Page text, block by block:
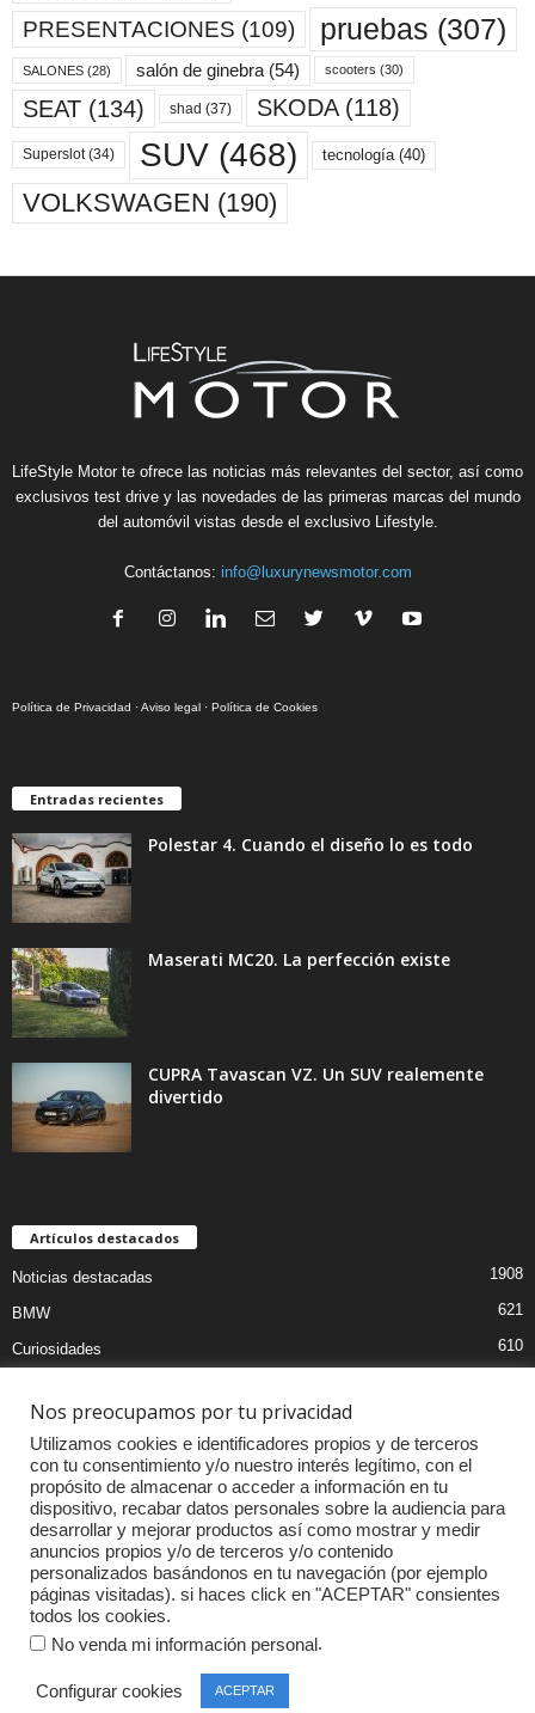
PRESENTACIONES (109) pruebas (307)
SALONES (28) salón de ginebra (54) scooters (30)
SEAT (134) shad (37) SKODA(118)
Superslot(34) SUV (468) tecnología (40)
VOLKSWAGEN (190)
LifeStyle Motor te ofrece las noticias más relevantes del sector, así como
exclusivos test drive y las novedades de las primeras marcas del mundo
del automóvil vistas desde el exclusivo Lifestyle.
Contáctanos: info@luxurynewsmotor.com
Política de Privacidad ·Aviso legal · Política de Cookies
Entradas recientes
Polestar 4. Cuando el diseño lo es todo
Maserati MC20. La perfección existe
CUPRA Tavascan VZ. Un SUV realemente
divertido
Artículos destacados
Noticias destacadas 1908
BMW 621
Curiosidades 610
Audi
MOTOS
Competiciones
Mercedes
Accesorios
Porsche 232
Nos preocupamos por tu privacidad
Utilizamos cookies e identificadores propios y de terceros
con tu consentimiento y/o nuestro interés legítimo, con el
propósito de almacenar o acceder a información en tu
dispositivo, recabar datos personales sobre la audiencia para
desarrollar y mejorar productos así como mostrar y medir
anuncios propios y/o de terceros y/o contenido
personalizados basándonos en tu navegación (por ejemplo
páginas visitadas). si haces click en "ACEPTAR" consientes
todos los cookies.
No venda mi información personal .
Configurar cookies ACEPTAR